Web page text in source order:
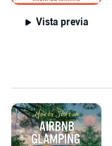
Vista previa